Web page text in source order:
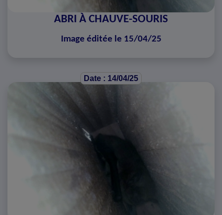
ABRI À CHAUVE-SOURIS
Image éditée le 15/04/25
Date : 14/04/25